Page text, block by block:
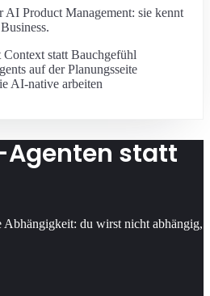
AI Product Management: sie kennt
statt Bauchgefühl
auf der Planungsseite
AI-native arbeiten
Agenten statt
Abhängigkeit: du wirst nicht abhängig,